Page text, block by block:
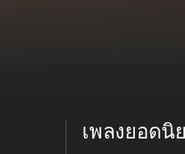
เพลงยอดนิ